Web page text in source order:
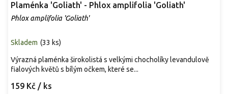
Plaménka 'Goliath' - Phlox amplifolia 'Goliath'
Phlox amplifolia 'Goliath'
Skladem (33 ks)
159 Kč / ks
Výrazná plaménka širokolistá s velkými chocholíky levandulově
fialových květů s bílým očkem, které se...